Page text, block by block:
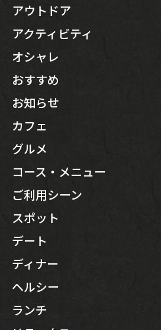
アウトドア
アクティビティ
オシャレ
おすすめ
お知らせ
カフェ
グルメ
コース・メニュー
ご利用シーン
スポット
デート
ディナー
ヘルシー
ランチ